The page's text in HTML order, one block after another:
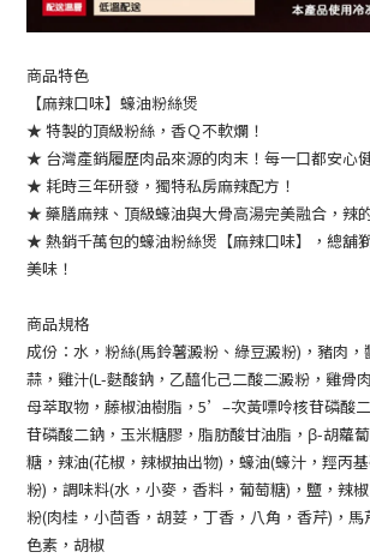
商品特色
【麻辣口味】蠔油粉絲煲
★ 特製的頂級粉絲，香Ｑ不軟爛！
★ 台灣產銷履歷肉品來源的肉末！每一口都安心
★ 耗時三年研發，獨特私房麻辣配方！
★ 藥膳麻辣、頂級蠔油與大骨高湯完美融合，辣
★ 熱銷千萬包的蠔油粉絲煲【麻辣口味】，總舖
美味！
商品規格
成份：水，粉絲(馬鈴薯澱粉、綠豆澱粉)，豬肉，
蒜，雞汁(L-麩酸鈉，乙醯化己二酸二澱粉，雞骨
母萃取物，藤椒油樹脂，5’–次黃嘌呤核苷磷酸
苷磷酸二鈉，玉米糖膠，脂肪酸甘油脂，β-胡蘿
糖，辣油(花椒，辣椒抽出物)，蠔油(蠔汁，羥丙
粉)，調味料(水，小麥，香料，葡萄糖)，鹽，辣
粉(肉桂，小茴香，胡荽，丁香，八角，香芹)，
色素，胡椒